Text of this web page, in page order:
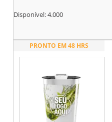
Disponível:4.000
PRONTO EM 48 HRS